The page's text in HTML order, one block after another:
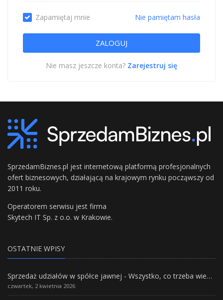
Zapamiętaj mnie Nie pamiętam hasła
Nie masz jeszcze konta? Zarejestruj się
SprzedamBiznes.pl jest internetową platformą profesjonalnych
ofert biznesowych, działającą na krajowym rynku począwszy od
2011 roku.
Operatorem serwisu jest firma
Skytech IT Sp. z o.o. w Krakowie.
OSTATNIE WPISY
Sprzedaż udziałów w spółce jawnej - Wszystko, co trzeba wiedzieć.
czwartek, 2 kwietnia 2026